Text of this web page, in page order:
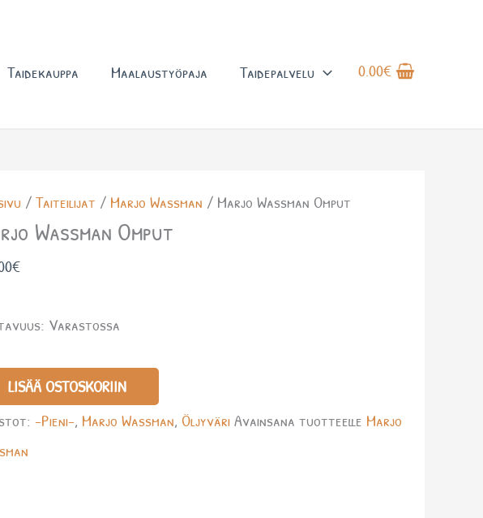
Taidekauppa Maalaustyöpaja Taidepalvelu 0.00€
/Taiteilijat / Marjo Wassman / Marjo Wassman Omput
Wassman Omput
€
Varastossa
LISÄÄ OSTOSKORIIN
-Pieni-, Marjo Wassman,Öljyväri Avainsana tuotteelle Marjo